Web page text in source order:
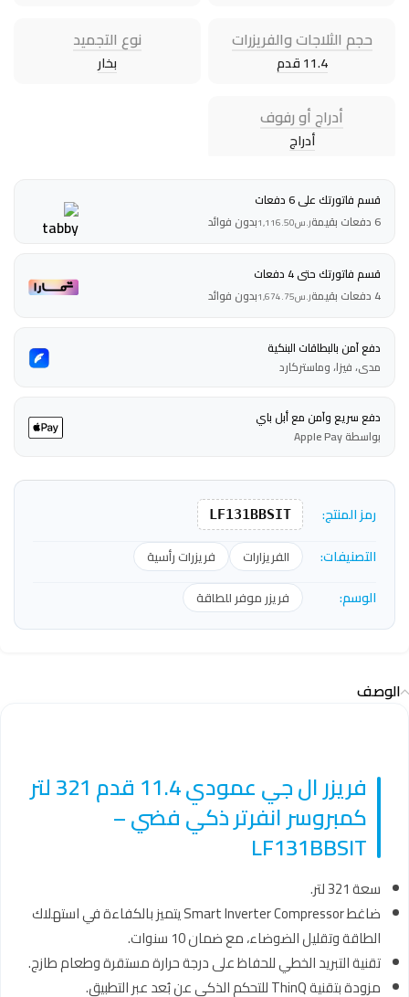
حجم الثلاجات والفريزرات
11.4 قدم
نوع التجميد
بخار
أدراج أو رفوف
أدراج
قسم فاتورتك على 6 دفعات
6 دفعات بقيمة
ر.س1,116.50بدون فوائد
قسم فاتورتك حتى 4 دفعات
4 دفعات بقيمة
ر.س1,674.75بدون فوائد
دفع آمن بالبطاقات البنكية
مدى، فيزا، وماستركارد
دفع سريع وآمن مع أبل باي
بواسطة Apple Pay
رمز المنتج: LF131BBSIT
التصنيفات: الفريزارات فريزرات رأسية
الوسم: فريزر موفر للطاقة
الوصف
فريزر ال جي عمودي 11.4 قدم 321 لتر
كمبروسر انفرتر ذكي فضي –
LF131BBSIT
سعة 321 لتر.
ضاغط Smart Inverter Compressor يتميز بالكفاءة في استهلاك
الطاقة وتقليل الضوضاء، مع ضمان 10 سنوات.
تقنية التبريد الخطي للحفاظ على درجة حرارة مستقرة وطعام طازج.
مزودة بتقنية ThinQ للتحكم الذكي عن بُعد عبر التطبيق.